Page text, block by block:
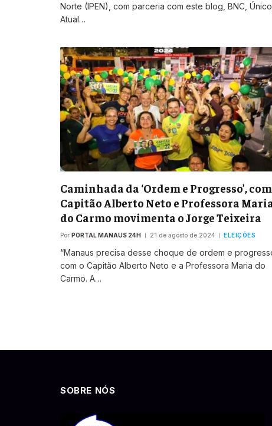
Norte (IPEN), com parceria com este blog, BNC, Único,
Atual…
Caminhada da ‘Ordem e Progresso’, com
Capitão Alberto Neto e Professora
do Carmo movimenta o Jorge Teixeira
Por PORTAL MANAUS 24H 21 de agosto de 2024 ELEIÇÕES
“Manaus precisa desse choque de ordem e
com o Capitão Alberto Neto e a Professora Maria do
Carmo. A…
SOBRE NÓS